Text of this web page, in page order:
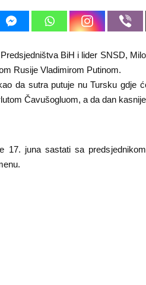
BiH i lider SNSD,
Rusije Vladimirom Putinom.
da sutra putuje nu Tursku gdje
Čavušogluom, a da dan
17. juna sastati sa